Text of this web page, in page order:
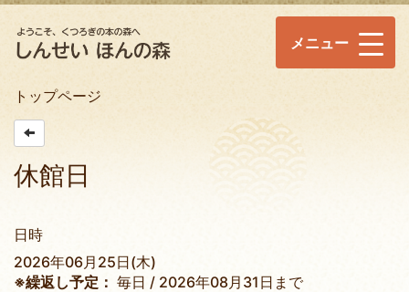
メニュー
トップページ
休館日
日時
2026年06月25日(木)
※繰返し予定： 毎日 / 2026年08月31日まで